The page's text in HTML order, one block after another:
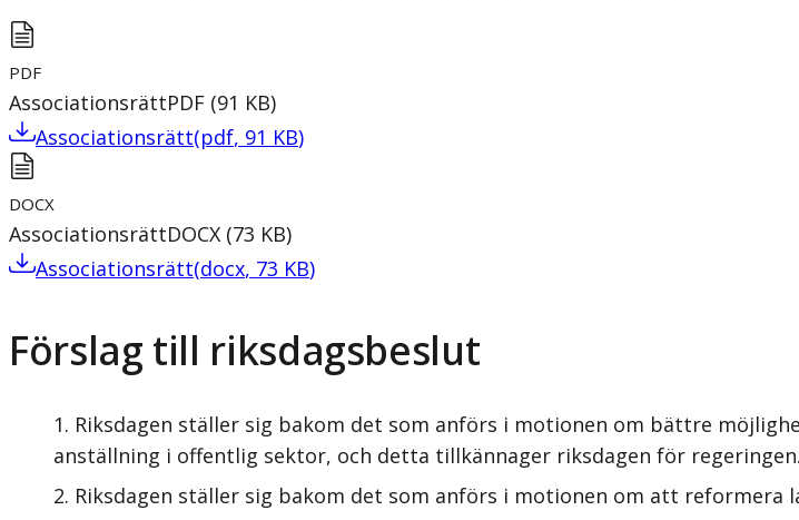
PDF
AssociationsrättPDF (91 KB)
Associationsrätt(pdf, 91 KB)
DOCX
AssociationsrättDOCX (73 KB)
Associationsrätt(docx, 73 KB)
Förslag till riksdagsbeslut
Riksdagen ställer sig bakom det som anförs i motionen om bättre
anställning i offentlig sektor, och detta tillkännager riksdagen för regeringen.
Riksdagen ställer sig bakom det som anförs i motionen om att